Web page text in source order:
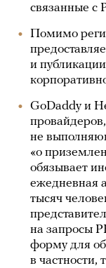
связанные с
Помимо
и
GoDaddy и
не
«о
обязывает
ежедневная
тысяч
на запросы
форму для
в частности,